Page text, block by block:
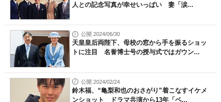
人との記念写真が幸せいっぱい 妻「涙...
公開 2024/06/30
天皇皇后両陛下、母校の窓から手を振るショッ
トに注目 名誉博士号の授与式ではガウン...
公開 2024/02/24
鈴木福、“亀梨和也のおさがり”着こなすイケメ
ンショット ドラマ共演から13年「ベ...